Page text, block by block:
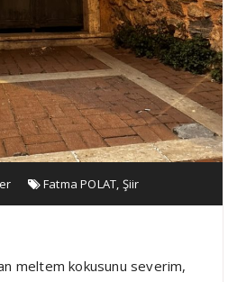
Fatma POLAT, Şiir
meltem kokusunu severim,